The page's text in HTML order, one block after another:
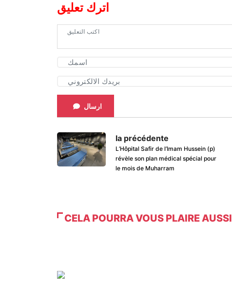
اترك تعليق
ارسال
la précédente
L’Hôpital Safir de l’Imam Hussein (p)
révèle son plan médical spécial pour
le mois de Muharram
CELA POURRA VOUS PLAIRE AUSSI